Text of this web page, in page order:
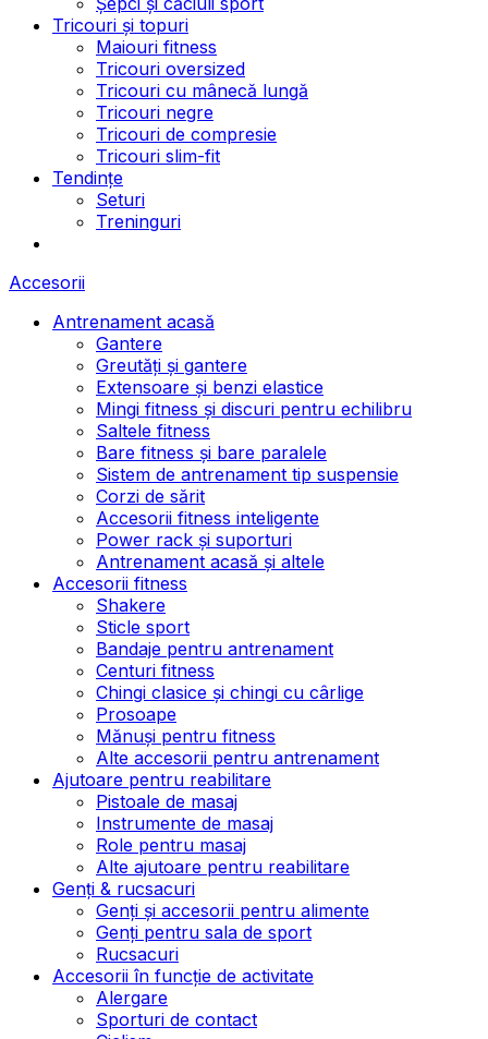
Tricouri și topuri
Maiouri fitness
Tricouri oversized
Tricouri cu mânecă lungă
Tricouri negre
Tricouri de compresie
Tricouri slim-fit
Tendințe
Seturi
Treninguri
Accesorii
Antrenament acasă
Gantere
Greutăți și gantere
Extensoare și benzi elastice
Mingi fitness și discuri pentru echilibru
Saltele fitness
Bare fitness și bare paralele
Sistem de antrenament tip suspensie
Corzi de sărit
Accesorii fitness inteligente
Power rack și suporturi
Antrenament acasă și altele
Accesorii fitness
Shakere
Sticle sport
Bandaje pentru antrenament
Centuri fitness
Chingi clasice și chingi cu cârlige
Prosoape
Mănuși pentru fitness
Alte accesorii pentru antrenament
Ajutoare pentru reabilitare
Pistoale de masaj
Instrumente de masaj
Role pentru masaj
Alte ajutoare pentru reabilitare
Genți & rucsacuri
Genți și accesorii pentru alimente
Genți pentru sala de sport
Rucsacuri
Accesorii în funcție de activitate
Alergare
Sporturi de contact